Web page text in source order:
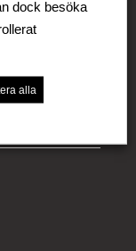
Koncernen
Division,
Vehicle
dock besöka
alla